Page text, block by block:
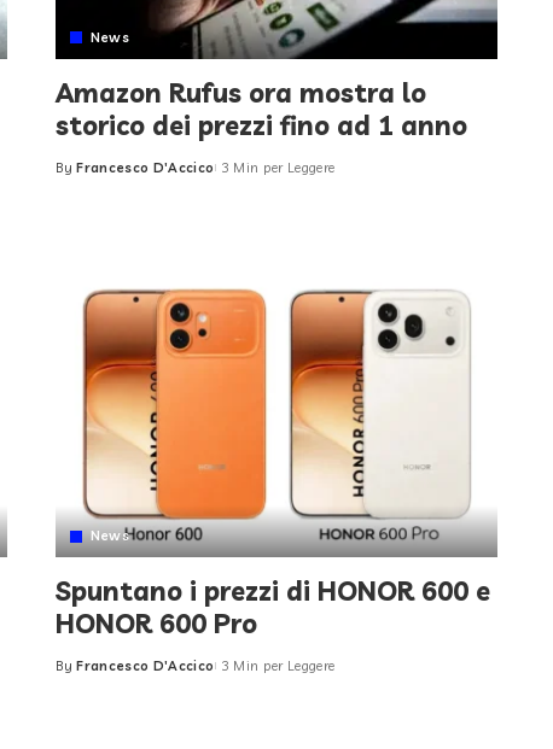
News
Amazon Rufus ora mostra lo
storico dei prezzi fino ad 1 anno
Posted
By Francesco D'Accico 3 Min per Leggere
News
Spuntano i prezzi di HONOR 600 e
HONOR 600 Pro
Posted
By Francesco D'Accico 3 Min per Leggere